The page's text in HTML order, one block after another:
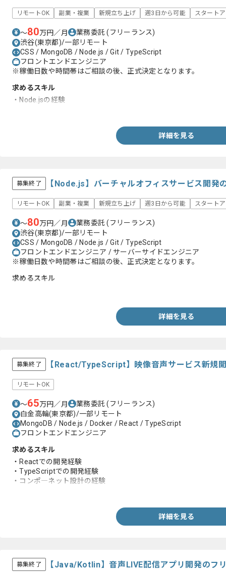
リモートOK 副業・複業 新規立ち上げ 週3日から可能 スタート
〜80万円／月 業務委託(フリーランス)
渋谷(東京都)/一部リモート
CSS / MongoDB / Node.js / Git / TypeScript
フロントエンドエンジニア
※稼働日数や時間帯はご相談の後、正式決定となります。
求めるスキル
・Node.jsの経験
詳細を見る
募集終了 【Node.js】バーチャルオフィスサービス開発
リモートOK 副業・複業 新規立ち上げ 週3日から可能 スタート
〜80万円／月 業務委託(フリーランス)
渋谷(東京都)/一部リモート
CSS / MongoDB / Node.js / Git / TypeScript
フロントエンドエンジニア / サーバーサイドエンジニア
※稼働日数や時間帯はご相談の後、正式決定となります。
求めるスキル
詳細を見る
募集終了 【React/TypeScript】映像音声サービス新規
リモートOK
〜65万円／月 業務委託(フリーランス)
白金高輪(東京都)/一部リモート
MongoDB / Node.js / Docker / React / TypeScript
フロントエンドエンジニア
求めるスキル
・Reactでの開発経験
・TypeScriptでの開発経験
・コンポ―ネット設計の経験
詳細を見る
募集終了 【Java/Kotlin】音声LIVE配信アプリ開発のフ